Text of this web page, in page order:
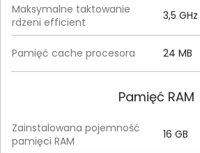
Maksymalne taktowanie
rdzeni efficient
3,5 GHz
Pamięć cache procesora 24 MB
Pamięć RAM
Zainstalowana pojemność
pamięci RAM
16 GB